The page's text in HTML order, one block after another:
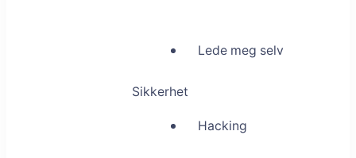
Lede meg selv
Sikkerhet
Hacking